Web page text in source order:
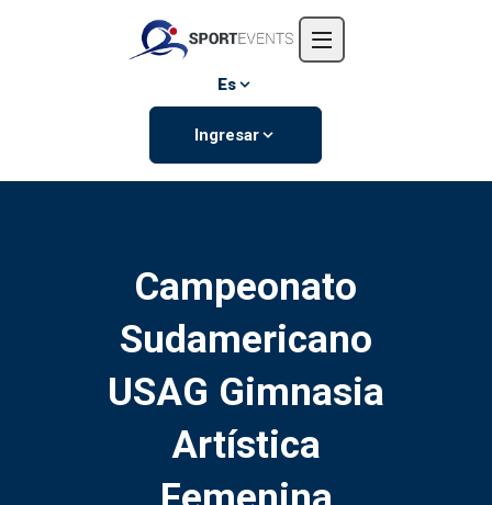
Eventos
Es
Ingresar
Campeonato
Sudamericano
USAG Gimnasia
Artística